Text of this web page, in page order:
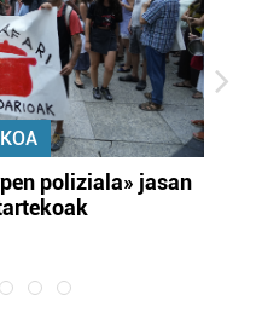
poliziala» jasan